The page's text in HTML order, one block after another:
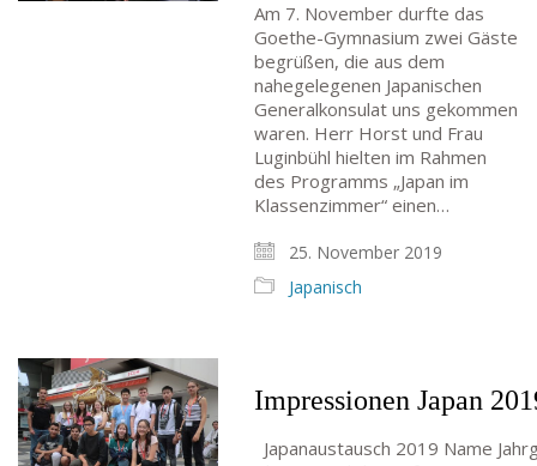
Am 7. November durfte das
Goethe-Gymnasium zwei Gäste
begrüßen, die aus dem
nahegelegenen Japanischen
Generalkonsulat uns gekommen
waren. Herr Horst und Frau
Luginbühl hielten im Rahmen
des Programms „Japan im
Klassenzimmer“ einen…
25. November 2019
Japanisch
Impressionen Japan
Japanaustausch 2019 Name